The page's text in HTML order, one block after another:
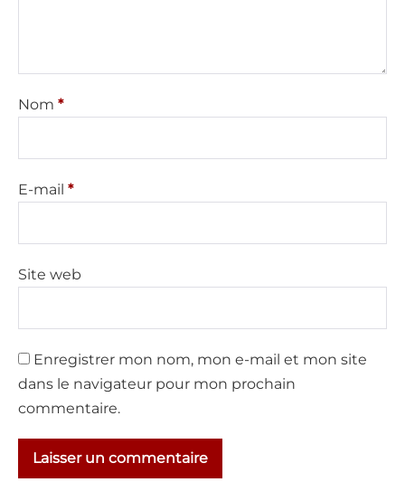
Nom *
E-mail *
Site web
Enregistrer mon nom, mon e-mail et mon site
dans le navigateur pour mon prochain
commentaire.